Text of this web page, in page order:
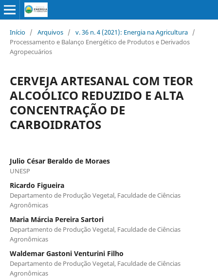
Início / Arquivos / v. 36 n. 4 (2021): Energia na Agricultura /
Processamento e Balanço Energético de Produtos e Derivados
Agropecuários
CERVEJA ARTESANAL COM TEOR
ALCOÓLICO REDUZIDO E ALTA
CONCENTRAÇÃO DE
CARBOIDRATOS
Julio César Beraldo de Moraes
UNESP
Ricardo Figueira
Departamento de Produção Vegetal, Faculdade de Ciências
Agronômicas
Maria Márcia Pereira Sartori
Departamento de Produção Vegetal, Faculdade de Ciências
Agronômicas
Waldemar Gastoni Venturini Filho
Departamento de Produção Vegetal, Faculdade de Ciências
Agronômicas